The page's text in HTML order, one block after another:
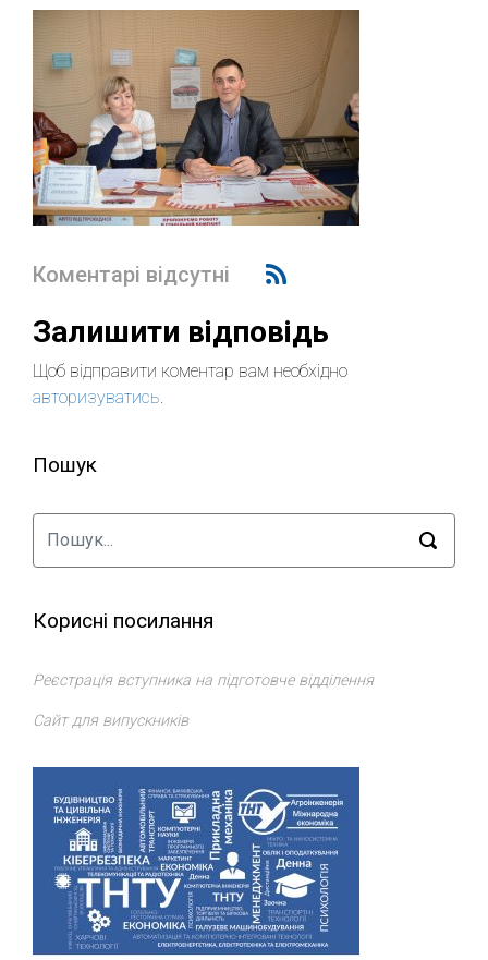
Коментарі відсутні
Залишити відповідь
Щоб відправити коментар вам необхідно
авторизуватись.
Пошук
Корисні посилання
Реєстрація вступника на підготовче відділення
Сайт для випускників